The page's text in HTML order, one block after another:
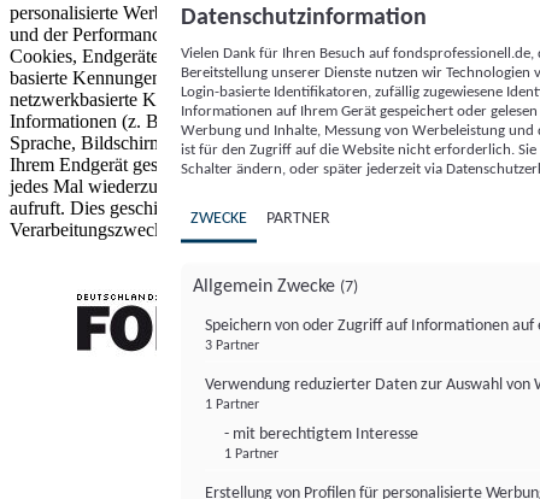
personalisierte Werbung und Inhalte, Messung von Werbeleistung
und der Performance von Inhalten sowie Zielgruppenforschung.
Cookies, Endgeräte- oder ähnliche Online-Kennungen (z. B. login-
basierte Kennungen, zufällig generierte Kennungen,
netzwerkbasierte Kennungen) können zusammen mit anderen
Informationen (z. B. Browsertyp und Browserinformationen,
Sprache, Bildschirmgröße, unterstützte Technologien usw.) auf
Ihrem Endgerät gespeichert oder von dort ausgelesen werden, um es
jedes Mal wiederzuerkennen, wenn es eine App oder einer Webseite
aufruft. Dies geschieht für einen oder mehrere der hier aufgeführten
Verarbeitungszwecke.
Datenschutzinformation
Vielen Dank für Ihren Besuch auf
Bereitstellung unserer Dienste nutzen wir Technologien
Login-basierte Identifikatoren, zufällig zugewiesene
Informationen auf Ihrem Gerät gespeichert oder
Werbung und Inhalte, Messung von Werbeleistung
ist für den Zugriff auf die Website nicht erforderlich.
Schalter ändern, oder später jederzeit via
ZWECKE PARTNER
Allgemein Zwecke (7)
Speichern von oder Zugriff auf Informationen auf
3 Partner
Verwendung reduzierter Daten zur Auswahl von
1 Partner
- mit berechtigtem Interesse
1 Partner
Erstellung von Profilen für personalisierte
FONDS professionell